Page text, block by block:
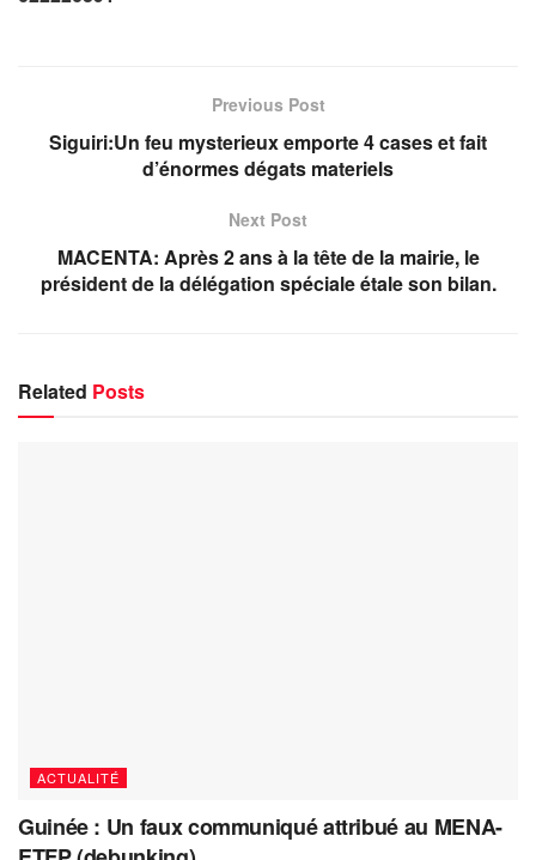
Previous Post
Siguiri:Un feu mysterieux emporte 4 cases et fait
d’énormes dégats materiels
Next Post
MACENTA: Après 2 ans à la tête de la mairie, le
président de la délégation spéciale étale son bilan.
Related Posts
ACTUALITÉ
Guinée : Un faux communiqué attribué au MENA-